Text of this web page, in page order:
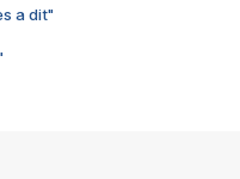
a dit"